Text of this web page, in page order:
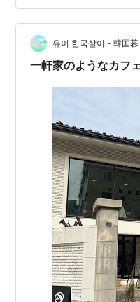
とワクワクしながら・
こんな感じ！ 行った時
したが、 夕方の御飯時
全部埋まるほど賑わっ
유이 한국살이 - 韓国
一軒家のようなカフ